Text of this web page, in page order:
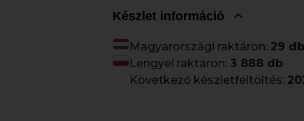
Készlet információ
Magyarországi raktáron: 29 db
Lengyel raktáron: 3 888 db
Következő készletfeltöltés: